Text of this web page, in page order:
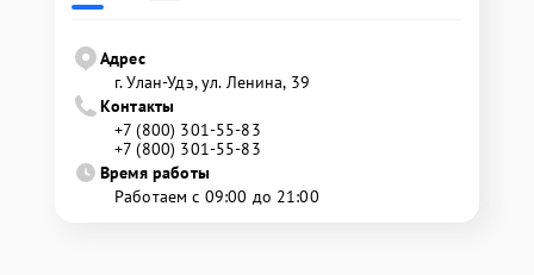
Адрес
г. Улан-Удэ, ул. Ленина, 39
Контакты
+7 (800) 301-55-83
+7 (800) 301-55-83
Время работы
Работаем с 09:00 до 21:00